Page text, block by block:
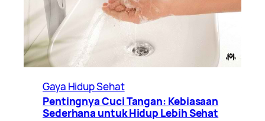
Gaya Hidup Sehat
Pentingnya Cuci Tangan: Kebiasaan
Sederhana untuk Hidup Lebih Sehat